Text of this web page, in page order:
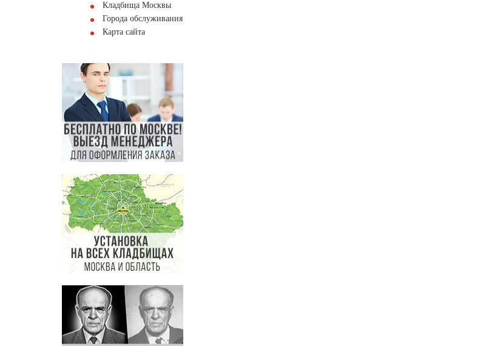
Кладбища Москвы
Города обслуживания
Карта сайта